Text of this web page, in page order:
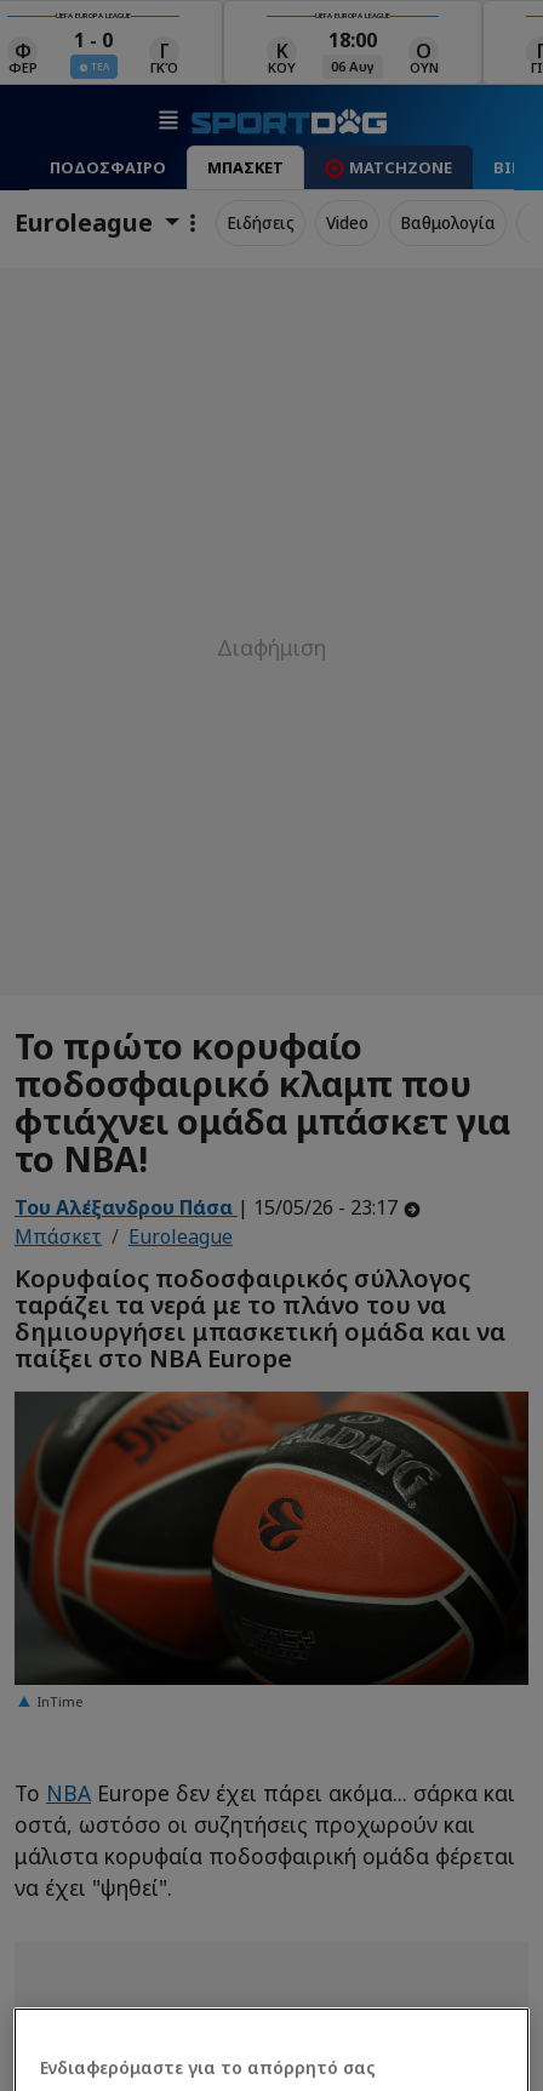
UEFA EUROPA LEAGUE
Κ 18:00
06 Αυγ ΟΥΝ
UEFA EUROPA LEAGUE
ΓΙΑ
19:00
06 Αυγ
Ρ
ΡΈΙ ΜΑΚ
ΠΟΔΟΣΦΑΙΡΟ ΜΠΑΣΚΕΤ MATCHZONE
Euroleague Ειδήσεις Video Βαθμολογία
Το πρώτο κορυφαίο
ποδοσφαιρικό κλαμπ που
φτιάχνει ομάδα μπάσκετ για
το NBA!
Του Αλέξανδρου Πάσα | 15/05/26 - 23:17
Μπάσκετ
Euroleague
Κορυφαίος ποδοσφαιρικός σύλλογος
ταράζει τα νερά με το πλάνο του να
δημιουργήσει μπασκετική ομάδα και να
παίξει στο NBA Europe
InTime
Το NBA Europe δεν έχει πάρει ακόμα... σάρκα και
οστά, ωστόσο οι συζητήσεις προχωρούν και
μάλιστα κορυφαία ποδοσφαιρική ομάδα φέρεται
να έχει "ψηθεί".
Ενδιαφερόμαστε για το απόρρητό σας